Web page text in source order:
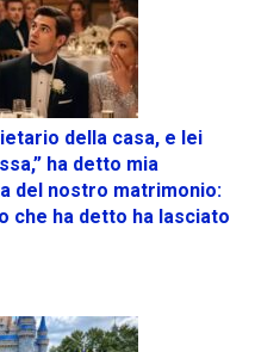
della casa, e lei
ha detto mia
del nostro matrimonio:
che ha detto ha lasciato